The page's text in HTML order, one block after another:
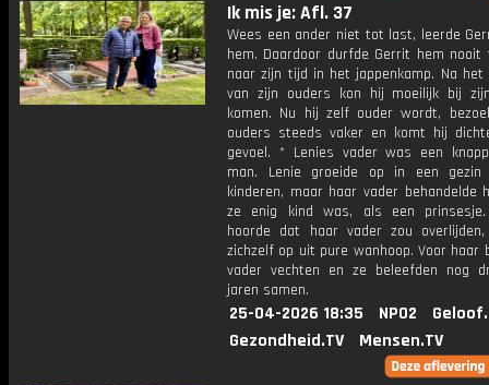
Ik mis je: Afl. 37
Wees een ander niet tot last, leerde
hem. Daardoor durfde Gerrit hem nooit
naar zijn tijd in het jappenkamp. Na het
van zijn ouders kon hij moeilijk bij
komen. Nu hij zelf ouder wordt,
ouders steeds vaker en komt hij
gevoel. * Lenies vader was een
man. Lenie groeide op in een
kinderen, maar haar vader behandelde
ze enig kind was, als een
hoorde dat haar vader zou
zichzelf op uit pure wanhoop. Voor haar
vader vechten en ze beleefden nog
jaren samen.
25-04-2026 18:35 NPO2
Gezondheid.TV
Mensen.TV